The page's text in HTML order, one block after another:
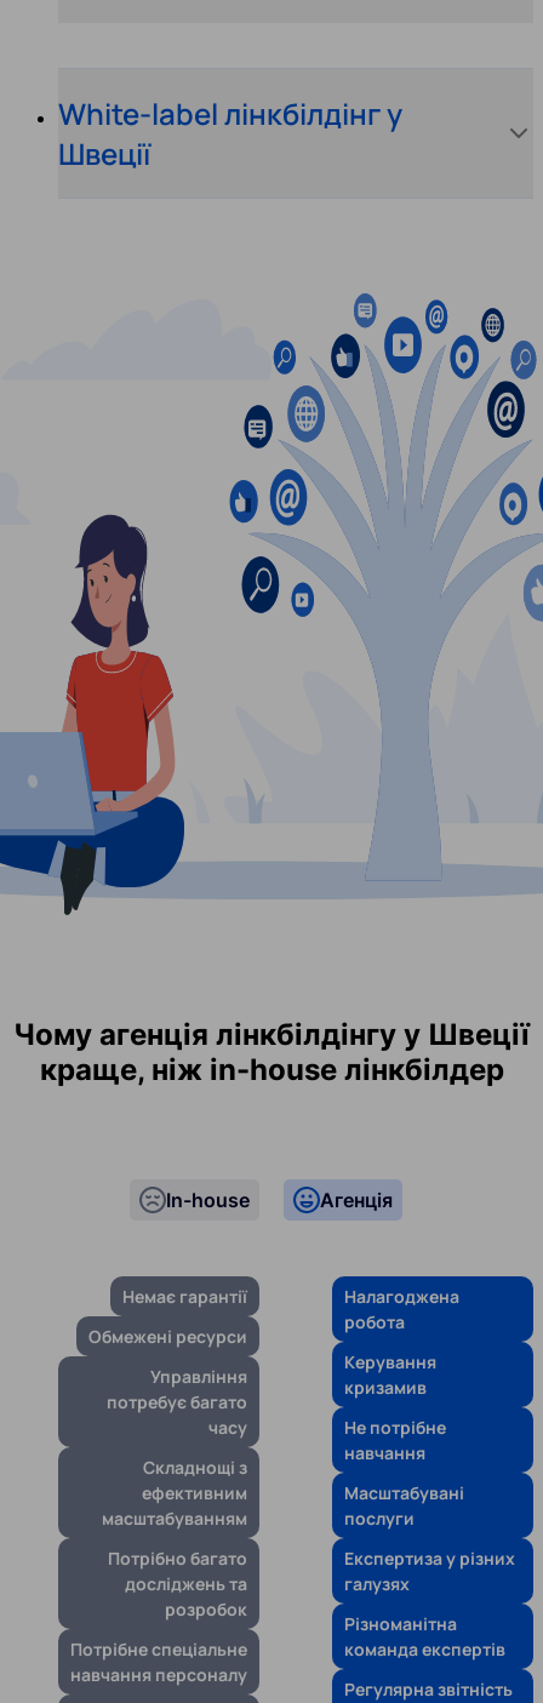
White-label лінкбілдінг у
Швеції
Чому агенція лінкбілдінгу у Швеції
краще, ніж in-house лінкбілдер
In-house
Немає гарантії
Обмежені ресурси
Управління
потребує багато
часу
Складнощі з
ефективним
масштабуванням
Потрібно багато
досліджень та
розробок
Потрібне спеціальне
навчання персоналу
Агенція
Налагоджена
робота
Керування
кризамив
Не потрібне
навчання
Масштабувані
послуги
Експертиза у різних
галузях
Різноманітна
команда експертів
Регулярна звітність